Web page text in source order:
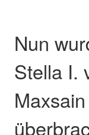
Nun
Stella I.